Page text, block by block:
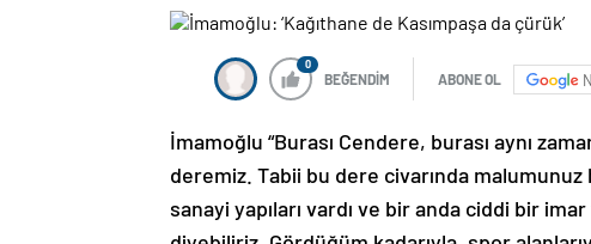
0
BEĞENDİM ABONE OL
İmamoğlu “Burası Cendere, burası aynı
deremiz. Tabii bu dere civarında
sanayi yapıları vardı ve bir anda ciddi bir